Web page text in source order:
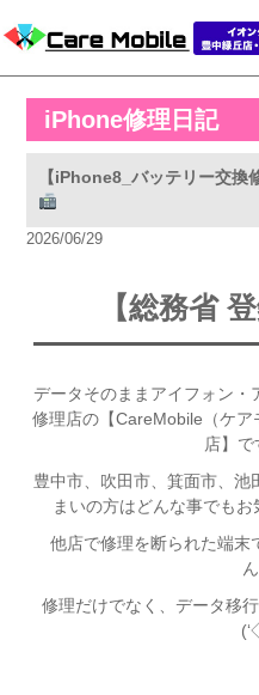
iPhone修理日記
【iPhone8_バッテリー交換
2026/06/29
【総務省
データそのままアイフォン・
修理店の【CareMobile（ケ
店】
豊中市、吹田市、箕面市、池
まいの方はどんな事でも
他店で修理を断られた端末
修理だけでなく、データ移